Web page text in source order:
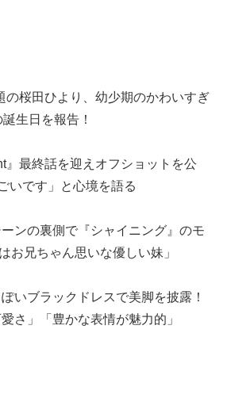
の桜田ひより、幼少期のかわいすぎ
生日を報告！
』最終話を迎えオフショットを公
いです」と心境を語る
ンの裏側で『シャイニング』のモ
お兄ちゃん思いな優しい妹」
いブラックドレスで美脚を披露！
さ」「豊かな表情が魅力的」